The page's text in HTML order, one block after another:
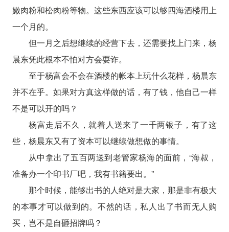
嫩肉粉和松肉粉等物。这些东西应该可以够四海酒楼用上
一个月的。
但一月之后想继续的经营下去，还需要找上门来，杨
晨东凭此根本不怕对方会耍诈。
至于杨富会不会在酒楼的帐本上玩什么花样，杨晨东
并不在乎。如果对方真这样做的话，有了钱，他自己一样
不是可以开的吗？
杨富走后不久，就着人送来了一千两银子，有了这
些，杨晨东又有了资本可以继续做想做的事情。
从中拿出了五百两送到老管家杨海的面前，“海叔，
准备办一个印书厂吧，我有书籍要出。”
那个时候，能够出书的人绝对是大家，那是非有极大
的本事才可以做到的。不然的话，私人出了书而无人购
买，岂不是自砸招牌吗？